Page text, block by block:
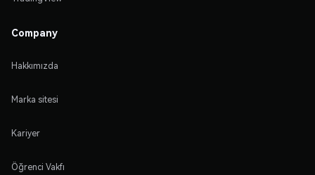
Company
Hakkımızda
Marka sitesi
Kariyer
Öğrenci Vakfı